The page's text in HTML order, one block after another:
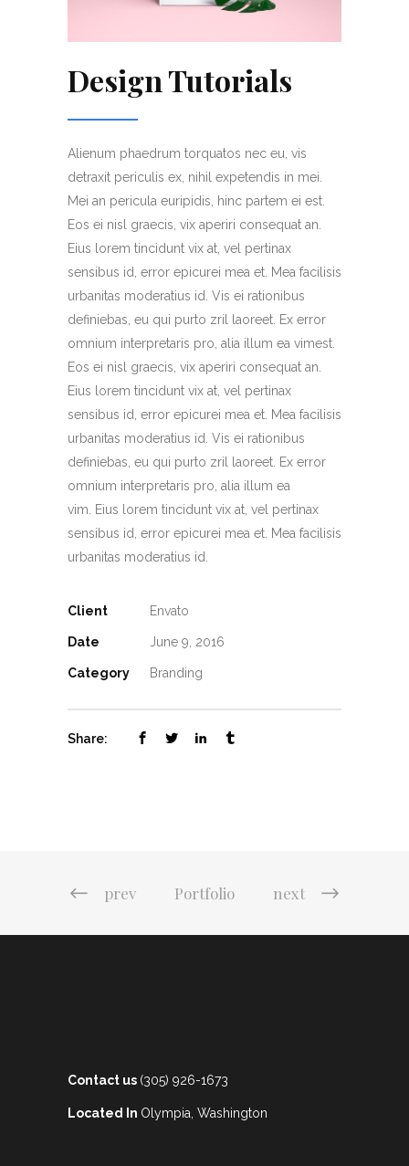
Design Tutorials
Alienum phaedrum torquatos nec eu, vis
detraxit periculis ex, nihil expetendis in mei.
Mei an pericula euripidis, hinc partem ei est.
Eos ei nisl graecis, vix aperiri consequat an.
Eius lorem tincidunt vix at, vel pertinax
sensibus id, error epicurei mea et. Mea facilisis
urbanitas moderatius id. Vis ei rationibus
definiebas, eu qui purto zril laoreet. Ex error
omnium interpretaris pro, alia illum ea vimest.
Eos ei nisl graecis, vix aperiri consequat an.
Eius lorem tincidunt vix at, vel pertinax
sensibus id, error epicurei mea et. Mea facilisis
urbanitas moderatius id. Vis ei rationibus
definiebas, eu qui purto zril laoreet. Ex error
omnium interpretaris pro, alia illum ea
vim. Eius lorem tincidunt vix at, vel pertinax
sensibus id, error epicurei mea et. Mea facilisis
urbanitas moderatius id.
Client Envato
Date June 9, 2016
Category Branding
Share:
prev Portfolio next
Contact us (305) 926-1673
Located In Olympia, Washington